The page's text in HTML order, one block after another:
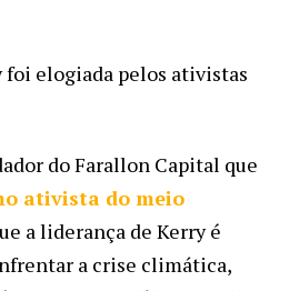
foi elogiada pelos ativistas
do Farallon Capital que
ativista do meio
a liderança de Kerry é
a crise climática,